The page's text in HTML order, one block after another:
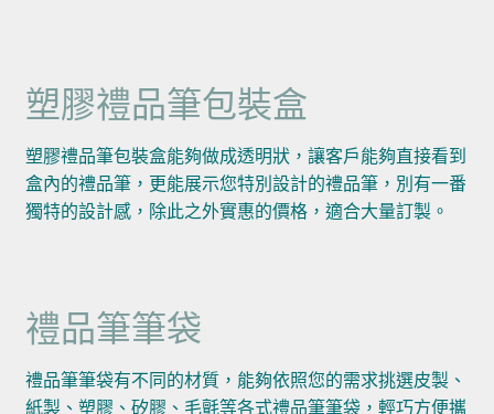
塑膠禮品筆包裝盒
塑膠禮品筆包裝盒能夠做成透明狀，讓客戶能夠直接看到
盒內的禮品筆，更能展示您特別設計的禮品筆，別有一番
獨特的設計感，除此之外實惠的價格，適合大量訂製。
禮品筆筆袋
禮品筆筆袋有不同的材質，能夠依照您的需求挑選皮製、
紙製、塑膠、矽膠、毛氈等各式禮品筆筆袋，輕巧方便攜